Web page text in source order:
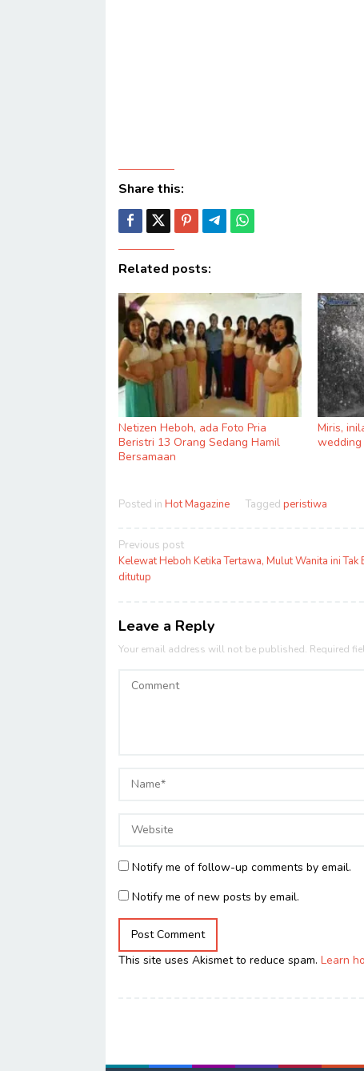
Share this:
Related posts:
Netizen Heboh, ada Foto Pria
Beristri 13 Orang Sedang Hamil
Bersamaan
Miris,
wedding
Posted in Hot Magazine Tagged peristiwa
Post
navigation
Previous post
Kelewat Heboh Ketika Tertawa, Mulut Wanita ini Tak
ditutup
Leave a Reply
Your email address will not be published. Required
Notify me of follow-up comments by email.
Notify me of new posts by email.
This site uses Akismet to reduce spam. Learn